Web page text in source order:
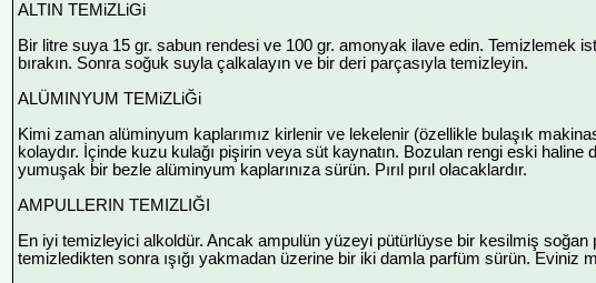
ALTIN TEMiZLiGi
Bir litre suya 15 gr. sabun rendesi ve 100 gr. amonyak ilave edin. Temizlemek
bırakın. Sonra soğuk suyla çalkalayın ve bir deri parçasıyla temizleyin.
ALÜMINYUM TEMiZLiĞi
Kimi zaman alüminyum kaplarımız kirlenir ve lekelenir (özellikle bulaşık
kolaydır. İçinde kuzu kulağı pişirin veya süt kaynatın. Bozulan rengi eski haline
yumuşak bir bezle alüminyum kaplarınıza sürün. Pırıl pırıl olacaklardır.
AMPULLERIN TEMIZLIĞI
En iyi temizleyici alkoldür. Ancak ampulün yüzeyi pütürlüyse bir kesilmiş
temizledikten sonra ışığı yakmadan üzerine bir iki damla parfüm sürün. Eviniz